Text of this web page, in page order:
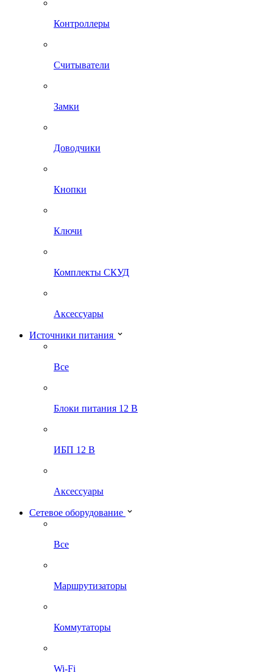
Контроллеры
Считыватели
Замки
Доводчики
Кнопки
Ключи
Комплекты СКУД
Аксессуары
Источники питания
Все
Блоки питания 12 В
ИБП 12 В
Аксессуары
Сетевое оборудование
Все
Маршрутизаторы
Коммутаторы
Wi-Fi